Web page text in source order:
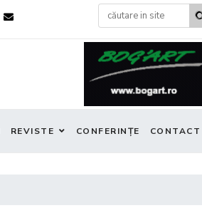
REVISTE CONFERINȚE CONTACT